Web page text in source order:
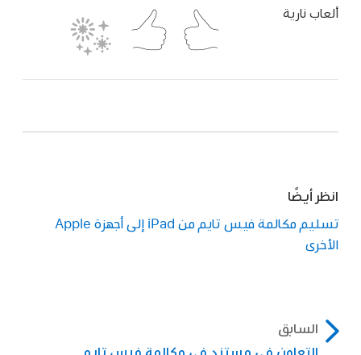
ألعاب نارية
انظر أيضًا
تسليم مكالمة فيس تايم من iPad إلى أجهزة Apple
الأخرى
السابق
التعاون في مستند في مكالمة فيس تايم